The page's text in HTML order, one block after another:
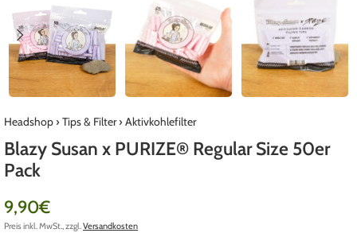
Headshop› Tips & Filter› Aktivkohlefilter
Blazy Susan x PURIZE® Regular Size 50er
Pack
9,90€
Preis inkl. MwSt., zzgl.Versandkosten